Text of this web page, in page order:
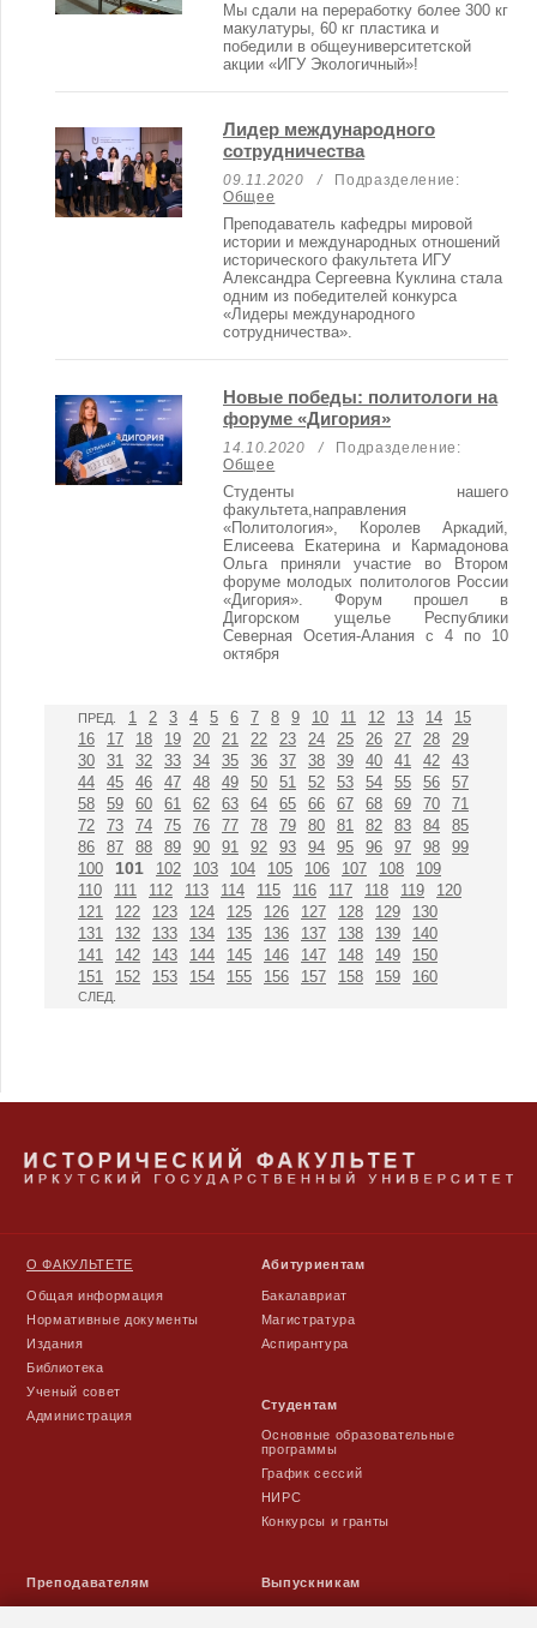
Мы сдали на переработку более 300 кг
макулатуры, 60 кг пластика и
победили в общеуниверситетской
акции «ИГУ Экологичный»!
Лидер международного
сотрудничества
09.11.2020 /Подразделение:
Общее
Преподаватель кафедры мировой
истории и международных отношений
исторического факультета ИГУ
Александра Сергеевна Куклина стала
одним из победителей конкурса
«Лидеры международного
сотрудничества».
Новые победы: политологи на
форуме «Дигория»
14.10.2020 /Подразделение:
Общее
Студенты нашего
факультета,направления
«Политология», Королев Аркадий,
Елисеева Екатерина и Кармадонова
Ольга приняли участие во Втором
форуме молодых политологов России
«Дигория». Форум прошел в
Дигорском ущелье Республики
Северная Осетия-Алания с 4 по 10
октября
ПРЕД. 1 2 3 4 5 6 7 8 9 10 11 12 13 14
15
16
17 18 19 20 21 22 23 24 25 26 27 28
29
30
31 32 33 34 35 36 37 38 39 40 41 42
43
44
45 46 47 48 49 50 51 52 53 54 55 56
57
58
59 60 61 62 63 64 65 66 67 68 69 70
71
72
73 74 75 76 77 78 79 80 81 82 83 84
85
86
87 88 89 90 91 92 93 94 95 96 97 98
99
100
101 102 103 104 105 106 107 108
109
110
111 112 113 114 115 116 117 118 119
120
121
122 123 124 125 126 127 128 129
130
131
132 133 134 135 136 137 138 139
140
141
142 143 144 145 146 147 148 149
150
151
152 153 154 155 156 157 158 159 160
СЛЕД.
О ФАКУЛЬТЕТЕ
Общая информация
Нормативные документы
Издания
Библиотека
Ученый совет
Администрация
Абитуриентам
Бакалавриат
Магистратура
Аспирантура
Студентам
Основные образовательные
программы
График сессий
НИРС
Конкурсы и гранты
Преподавателям Выпускникам